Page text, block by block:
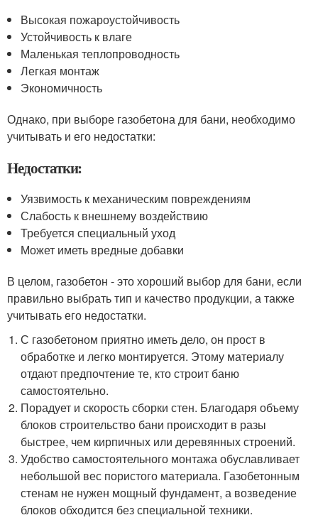
Высокая пожароустойчивость
Устойчивость к влаге
Маленькая теплопроводность
Легкая монтаж
Экономичность
Однако, при выборе газобетона для бани, необходимо
учитывать и его недостатки:
Недостатки:
Уязвимость к механическим повреждениям
Слабость к внешнему воздействию
Требуется специальный уход
Может иметь вредные добавки
В целом, газобетон - это хороший выбор для бани, если
правильно выбрать тип и качество продукции, а также
учитывать его недостатки.
С газобетоном приятно иметь дело, он прост в
обработке и легко монтируется. Этому материалу
отдают предпочтение те, кто строит баню
самостоятельно.
Порадует и скорость сборки стен. Благодаря объему
блоков строительство бани происходит в разы
быстрее, чем кирпичных или деревянных строений.
Удобство самостоятельного монтажа обуславливает
небольшой вес пористого материала. Газобетонным
стенам не нужен мощный фундамент, а возведение
блоков обходится без специальной техники.